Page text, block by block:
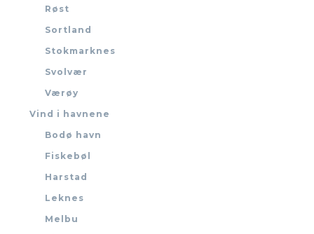
Røst
Sortland
Stokmarknes
Svolvær
Værøy
Vind i havnene
Bodø havn
Fiskebøl
Harstad
Leknes
Melbu